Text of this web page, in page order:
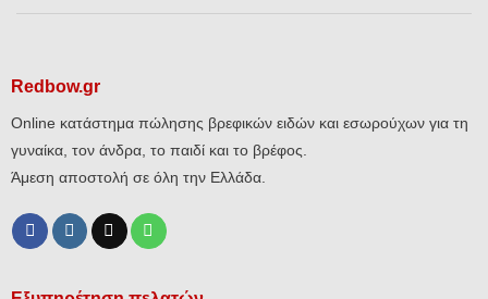
Redbow.gr
Online κατάστημα πώλησης βρεφικών ειδών και εσωρούχων για τη
γυναίκα, τον άνδρα, το παιδί και το βρέφος.
Άμεση αποστολή σε όλη την Ελλάδα.